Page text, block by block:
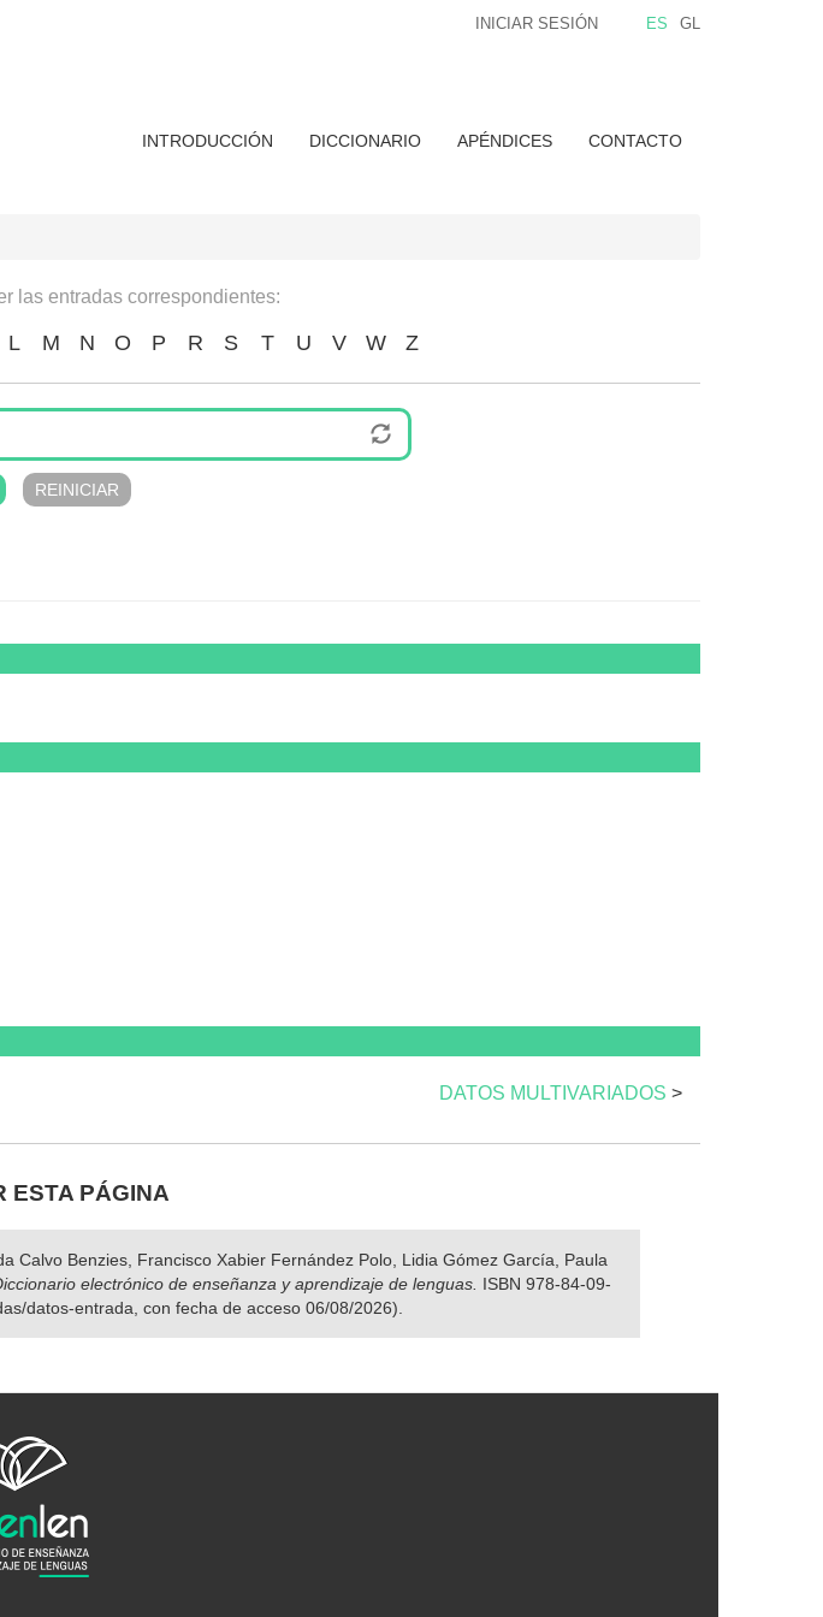
ES GL
INICIAR SESIÓN
INTRODUCCIÓN DICCIONARIO APÉNDICES CONTACTO
las entradas correspondientes:
L M N O P R S T U V W Z
DATOS MULTIVARIADOS >
ESTA PÁGINA
Calvo Benzies, Francisco Xabier Fernández Polo, Lidia Gómez García, Paula
electrónico de enseñanza y aprendizaje de lenguas. ISBN 978-84-09-
datos-entrada, con fecha de acceso 06/08/2026).